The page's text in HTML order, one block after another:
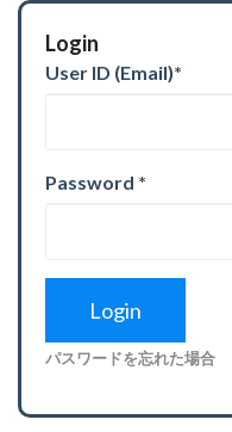
Login
User ID (Email)*
Password *
パスワードを忘れた場合